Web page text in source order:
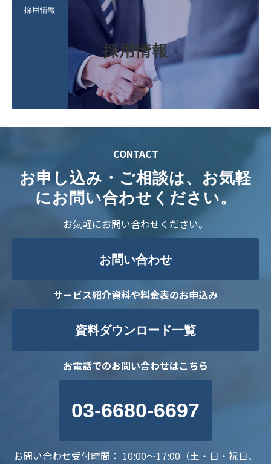
採用情報
採用情報
CONTACT
お申し込み・ご相談は、お気軽
にお問い合わせください。
お気軽にお問い合わせください。
お問い合わせ
サービス紹介資料や料金表のお申込み
資料ダウンロード一覧
お電話でのお問い合わせはこちら
03-6680-6697
お問い合わせ受付時間： 10:00～17:00（土・日・祝日、